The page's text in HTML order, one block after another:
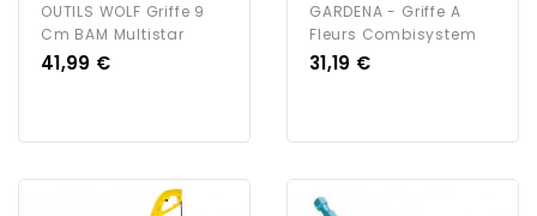
OUTILS WOLF Griffe 9
Cm BAM Multistar
Prix
41,99 €
GARDENA - Griffe A
Fleurs Combisystem
Prix
31,19 €